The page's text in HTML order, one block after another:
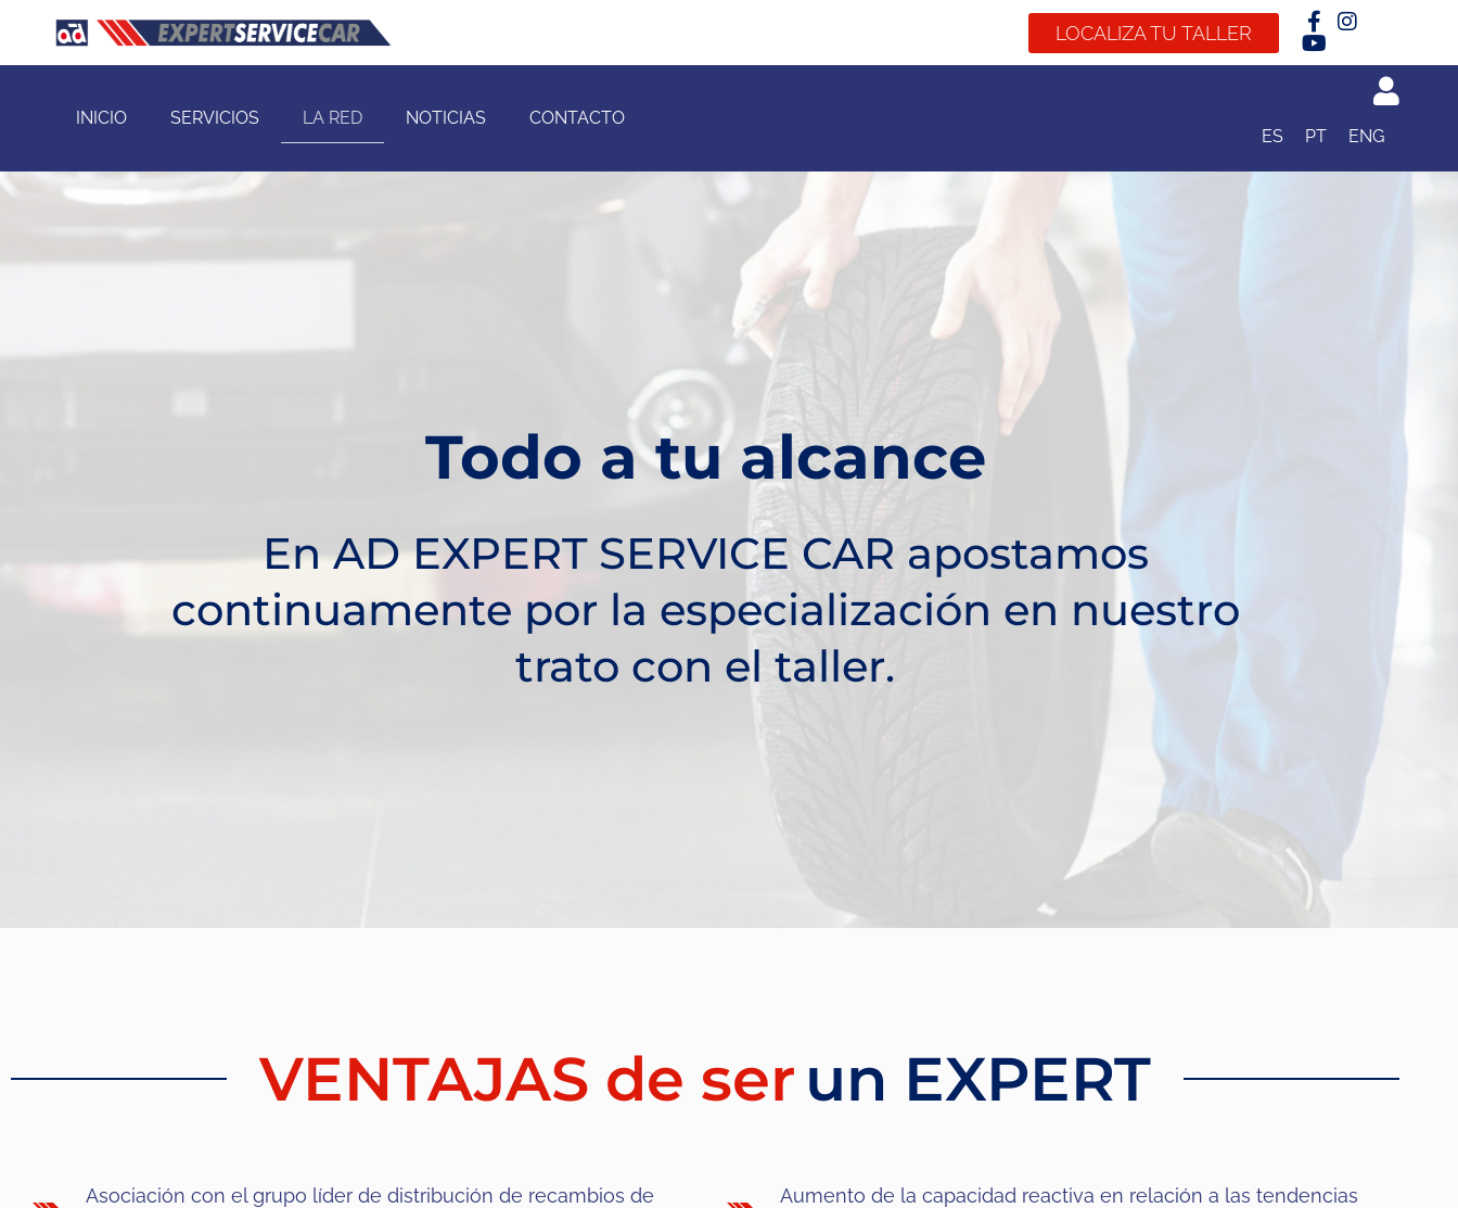
LOCALIZA TU TALLER
INICIO SERVICIOS LA RED NOTICIAS
CONTACTO
ES
PT ENG
Todo a tu alcance
En AD EXPERT SERVICE CAR apostamos
continuamente por la especialización en nuestro
trato con el taller.
VENTAJAS de ser un EXPERT
Asociación con el grupo líder de distribución de recambios de
Aumento de la capacidad reactiva en relación a las tendencias